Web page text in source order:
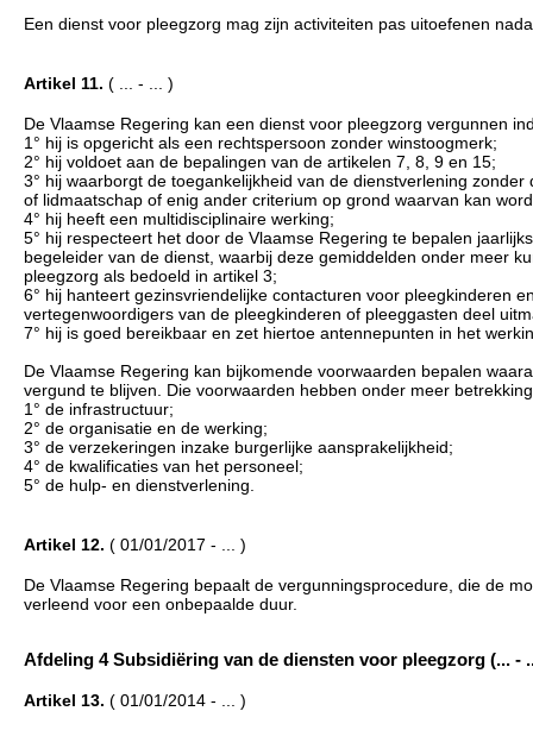
Een dienst voor pleegzorg mag zijn activiteiten pas uitoefenen
Artikel 11. ( ... - ... )
De Vlaamse Regering kan een dienst voor pleegzorg vergunnen
1° hij is opgericht als een rechtspersoon zonder winstoogmerk;
2° hij voldoet aan de bepalingen van de artikelen 7, 8, 9 en 15;
3° hij waarborgt de toegankelijkheid van de dienstverlening
of lidmaatschap of enig ander criterium op grond waarvan kan
4° hij heeft een multidisciplinaire werking;
5° hij respecteert het door de Vlaamse Regering te bepalen
begeleider van de dienst, waarbij deze gemiddelden onder meer
pleegzorg als bedoeld in artikel 3;
6° hij hanteert gezinsvriendelijke contacturen voor pleegkinderen
vertegenwoordigers van de pleegkinderen of pleeggasten deel
7° hij is goed bereikbaar en zet hiertoe antennepunten in het
De Vlaamse Regering kan bijkomende voorwaarden bepalen
vergund te blijven. Die voorwaarden hebben onder meer
1° de infrastructuur;
2° de organisatie en de werking;
3° de verzekeringen inzake burgerlijke aansprakelijkheid;
4° de kwalificaties van het personeel;
5° de hulp- en dienstverlening.
Artikel 12. ( 01/01/2017 - ... )
De Vlaamse Regering bepaalt de vergunningsprocedure, die de
verleend voor een onbepaalde duur.
Afdeling 4 Subsidiëring van de diensten voor pleegzorg (... -
Artikel 13. ( 01/01/2014 - ... )